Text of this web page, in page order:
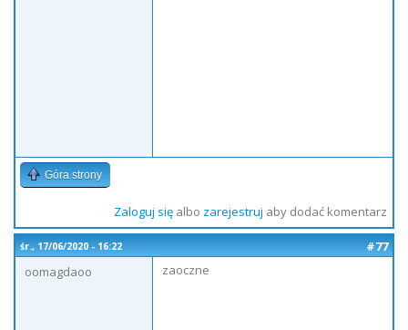
Góra strony
Zaloguj sięalbo zarejestruj aby dodać komentarz
śr., 17/06/2020 - 16:22
#77
oomagdaoo
zaoczne